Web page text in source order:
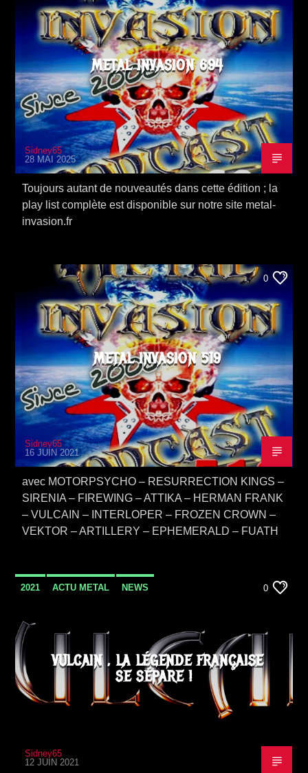
METAL INVASION 694
Sidney65
28 MAI 2025
Toujours autant de nouveautés dans cette édition ; la
play list complète est disponible sur notre site metal-
invasion.fr
0
METAL INVASION 519
Sidney65
16 JUIN 2021
avec MOTORPSYCHO – RESURRECTION KINGS –
SIRENIA – FIREWING – ATTIKA – HERMAN FRANK
– VULCAIN – INTERLOPER – FROZEN CROWN –
VEKTOR – ARTILLERY – EPHEMERALD – FUATH
2021 ACTU METAL NEWS 0
VULCAIN , LA LÉGENDE FRANÇAISE
SE SÉPARE !
Sidney65
12 JUIN 2021